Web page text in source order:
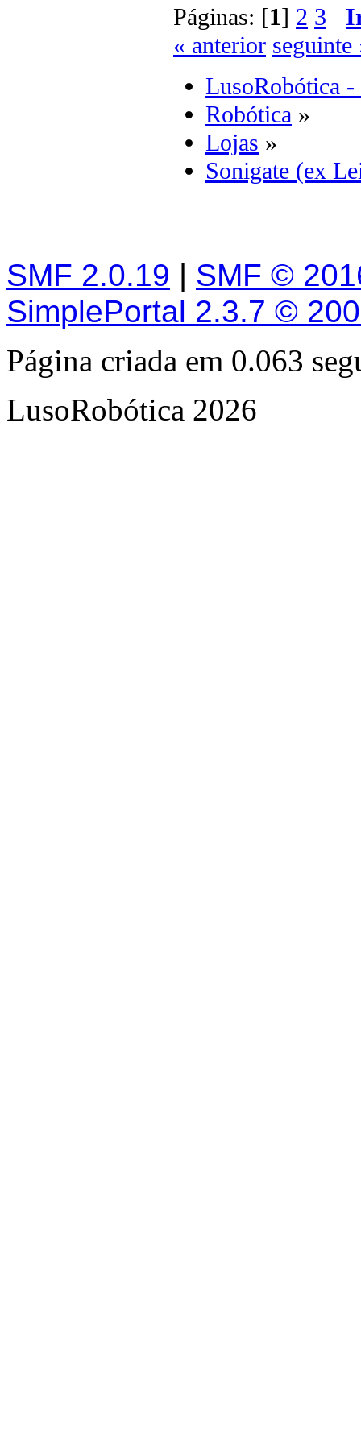
Páginas: [1] 2 3
« anterior seguinte
LusoRobótica -
Robótica »
Lojas »
Sonigate (ex
SMF 2.0.19 | SMF ©
SimplePortal 2.3.7 ©
Página criada em 0.063
LusoRobótica 2026